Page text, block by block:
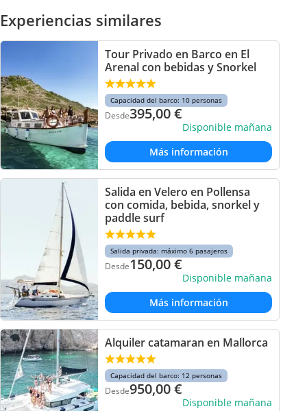
Experiencias similares
Tour Privado en Barco en El
Arenal con bebidas y Snorkel
Capacidad del barco: 10 personas
Desde395,00€
Disponible mañana
Más información
Salida en Velero en Pollensa
con comida, bebida, snorkel y
paddle surf
Salida privada: máximo 6 pasajeros
Desde150,00€
Disponible mañana
Más información
Alquiler catamaran en Mallorca
Capacidad del barco: 12 personas
Desde950,00€
Disponible mañana